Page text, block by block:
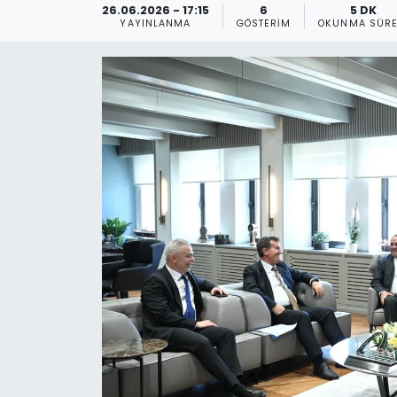
26.06.2026 - 17:15
YAYINLANMA
6
GÖSTERIM
5 DK
OKUNMA
KKTC YEREL SEÇİM 2018
Kültür Sanat
Magazin
Nöbetçi Eczaneler
Otomobil Dünyası